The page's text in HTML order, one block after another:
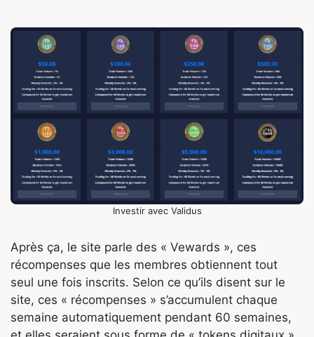
Investir avec Validus
Après ça, le site parle des « Vewards », ces
récompenses que les membres obtiennent tout
seul une fois inscrits. Selon ce qu’ils disent sur le
site, ces « récompenses » s’accumulent chaque
semaine automatiquement pendant 60 semaines,